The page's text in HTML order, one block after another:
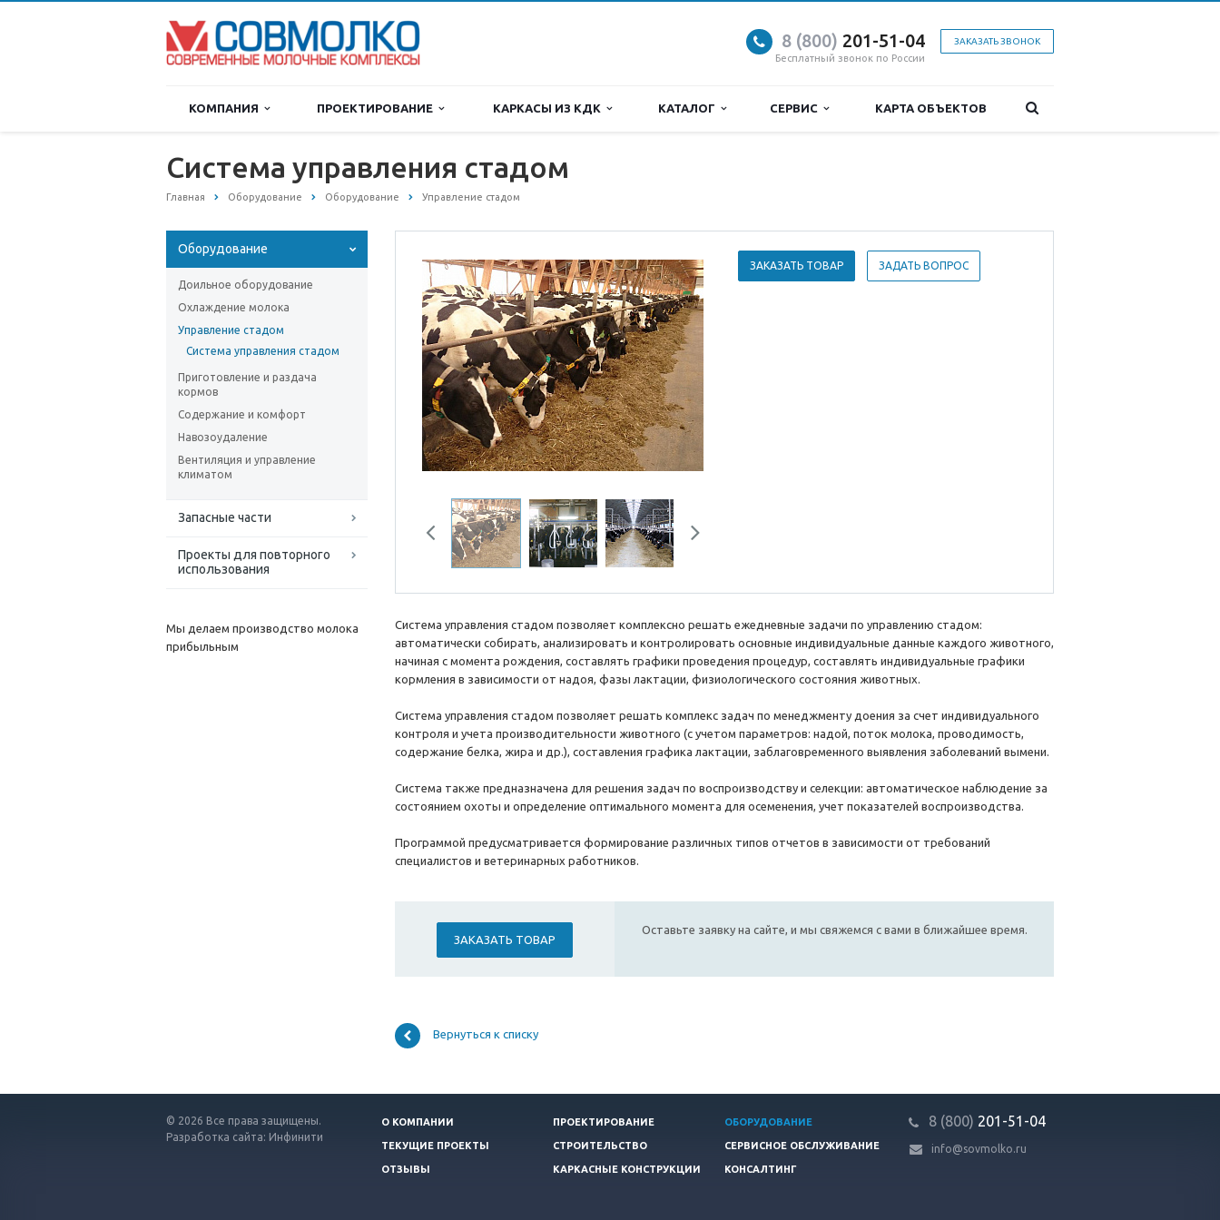
ЗАКАЗАТЬ ЗВОНОК
8 (800) 201-51-04
Бесплатный звонок по России
КОМПАНИЯ ПРОЕКТИРОВАНИЕ КАРКАСЫ ИЗ КДК КАТАЛОГ СЕРВИС КАРТА ОБЪЕКТОВ
Система управления стадом
Главная Оборудование Оборудование Управление стадом
Оборудование
Доильное оборудование
Охлаждение молока
Управление стадом
Система управления стадом
Приготовление и раздача
кормов
Содержание и комфорт
Навозоудаление
Вентиляция и управление
климатом
Запасные части
Проекты для повторного
использования
Мы делаем производство молока
прибыльным
Previous Next
ЗАКАЗАТЬ ТОВАР ЗАДАТЬ ВОПРОС
Система управления стадом позволяет комплексно решать ежедневные задачи по управлению стадом:
автоматически собирать, анализировать и контролировать основные индивидуальные данные каждого животного,
начиная с момента рождения, составлять графики проведения процедур, составлять индивидуальные графики
кормления в зависимости от надоя, фазы лактации, физиологического состояния животных.
Cистема управления стадом позволяет решать комплекс задач по менеджменту доения за счет индивидуального
контроля и учета производительности животного (с учетом параметров: надой, поток молока, проводимость,
содержание белка, жира и др.), составления графика лактации, заблаговременного выявления заболеваний вымени.
Система также предназначена для решения задач по воспроизводству и селекции: автоматическое наблюдение за
состоянием охоты и определение оптимального момента для осеменения, учет показателей воспроизводства.
Программой предусматривается формирование различных типов отчетов в зависимости от требований
специалистов и ветеринарных работников.
ЗАКАЗАТЬ ТОВАР
Оставьте заявку на сайте, и мы свяжемся с вами в ближайшее время.
Вернуться к списку
© 2026 Все права защищены.
Разработка сайта: Инфинити
О КОМПАНИИ ПРОЕКТИРОВАНИЕ ОБОРУДОВАНИЕ
ТЕКУЩИЕ ПРОЕКТЫ СТРОИТЕЛЬСТВО СЕРВИСНОЕ ОБСЛУЖИВАНИЕ
ОТЗЫВЫ КАРКАСНЫЕ КОНСТРУКЦИИ КОНСАЛТИНГ
8 (800) 201-51-04
info@sovmolko.ru